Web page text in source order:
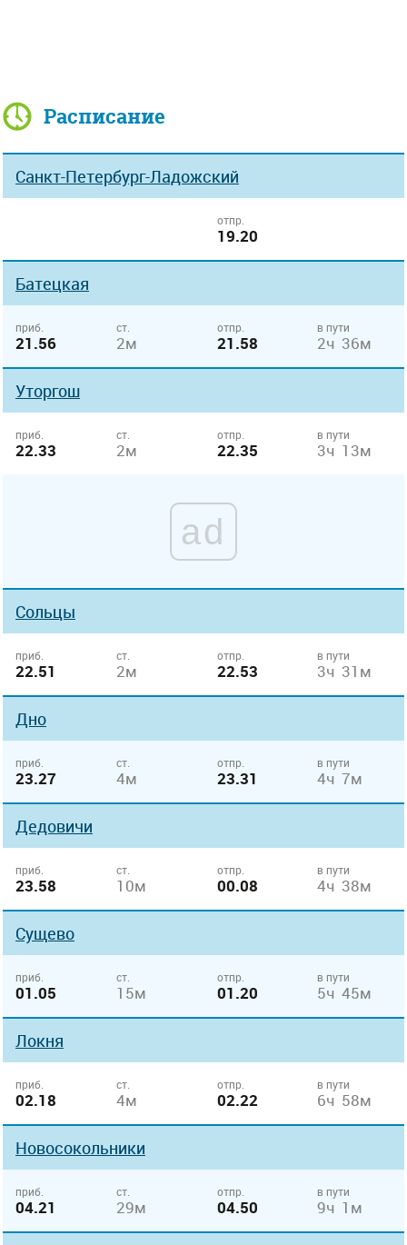
Расписание
Санкт-Петербург-Ладожский
отпр.
19.20
Батецкая
приб.
21.56
ст.
2м
отпр.
21.58
в пути
2ч 36м
Уторгош
приб.
22.33
ст.
2м
отпр.
22.35
в пути
3ч 13м
ad
Сольцы
приб.
22.51
ст.
2м
отпр.
22.53
в пути
3ч 31м
Дно
приб.
23.27
ст.
4м
отпр.
23.31
в пути
4ч 7м
Дедовичи
приб.
23.58
ст.
10м
отпр.
00.08
в пути
4ч 38м
Сущево
приб.
01.05
ст.
15м
отпр.
01.20
в пути
5ч 45м
Локня
приб.
02.18
ст.
4м
отпр.
02.22
в пути
6ч 58м
Новосокольники
приб.
04.21
ст.
29м
отпр.
04.50
в пути
9ч 1м